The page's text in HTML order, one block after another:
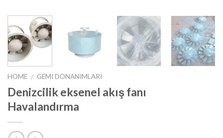
HOME / GEMI DONANIMLARI
Denizcilik eksenel akış fanı
Havalandırma